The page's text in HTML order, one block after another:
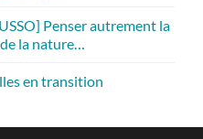
Penser autrement la
la nature…
en transition